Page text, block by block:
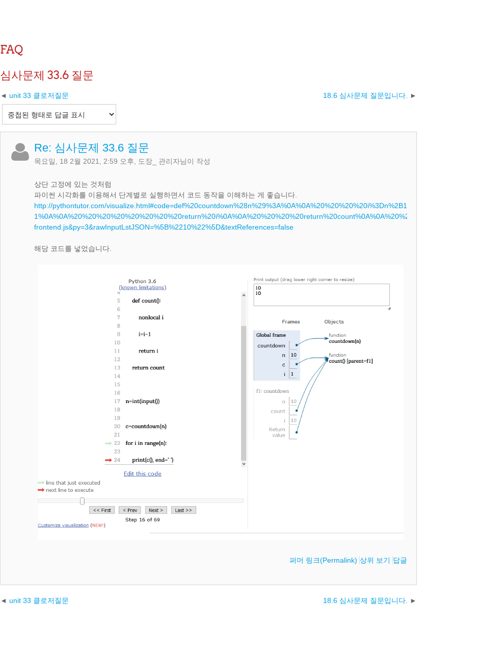
FAQ
심사문제 33.6 질문
unit 33 클로저질문 18.6 심사문제 질문입니다.
Re: 심사문제 33.6 질문
목요일, 18 2월 2021, 2:59 오후 도장_ 관리자님이 작성
상단 고정에 있는 것처럼
파이썬 시각화를 이용해서 단계별로 실행하면서 코드 동작을 이해하는 게 좋습니다.
http://pythontutor.com/
frontend.js&py=3&rawInputLstJSON=%5B%2210%22%5D&textReferences=false
해당 코드를 넣었습니다.
퍼머 링크(Permalink) 상위 보기 답글
unit 33 클로저질문 18.6 심사문제 질문입니다.